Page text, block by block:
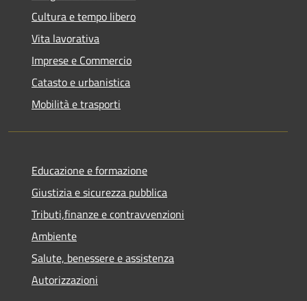
Cultura e tempo libero
Vita lavorativa
Imprese e Commercio
Catasto e urbanistica
Mobilità e trasporti
Educazione e formazione
Giustizia e sicurezza pubblica
Tributi,finanze e contravvenzioni
Ambiente
Salute, benessere e assistenza
Autorizzazioni